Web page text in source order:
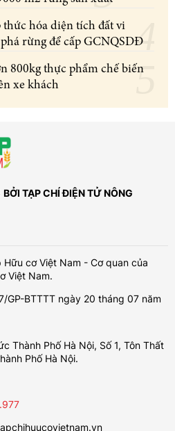
hóa diện tích đất vi
rừng để cấp GCNQSDĐ
800kg thực phẩm chế biến
xe khách
BỞI TẠP CHÍ ĐIỆN TỬ NÔNG
cơ Việt Nam - Cơ quan của
Việt Nam.
GP-BTTTT ngày 20 tháng 07 năm
Thành Phố Hà Nội, Số 1, Tôn Thất
Phố Hà Nội.